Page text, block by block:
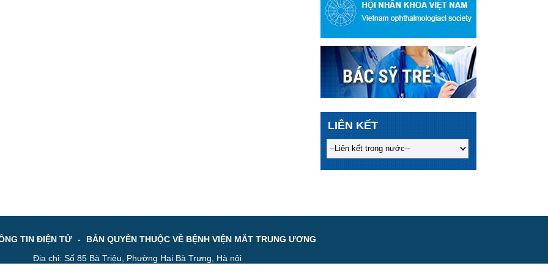
LIÊN KẾT
TIN ĐIỆN TỬ -
BẢN QUYỀN THUỘC VỀ BỆNH VIỆN MẮT TRUNG ƯƠNG
Địa chỉ: Số 85 Bà Triệu, Phường Hai Bà Trưng, Hà nội